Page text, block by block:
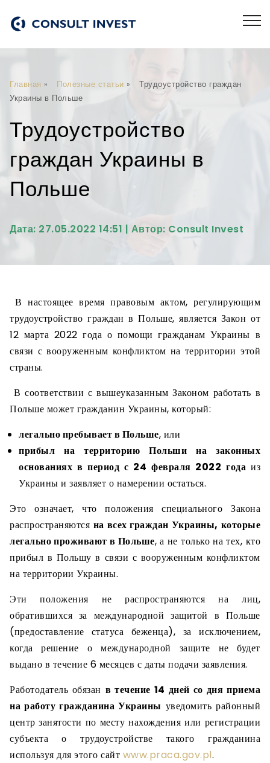
Главная » Полезные статьи »
Трудоустройство граждан
Украины в Польше
Трудоустройство
граждан Украины в
Польше
Дата: 27.05.2022 14:51 | Автор: Consult Invest
В настоящее время правовым актом, регулирующим
трудоустройство граждан в Польше, является Закон от
12 марта 2022 года о помощи гражданам Украины в
связи с вооруженным конфликтом на территории этой
страны.
В соответствии с вышеуказанным Законом работать в
Польше может гражданин Украины, который:
легально пребывает в Польше, или
прибыл на территорию Польши на законных
основаниях в период с 24 февраля 2022 года из
Украины и заявляет о намерении остаться.
Это означает, что положения специального Закона
распространяются на всех граждан Украины, которые
легально проживают в Польше, а не только на тех, кто
прибыл в Польшу в связи с вооруженным конфликтом
на территории Украины.
Эти положения не распространяются на лиц,
обратившихся за международной защитой в Польше
(предоставление статуса беженца), за исключением,
когда решение о международной защите не будет
выдано в течение 6 месяцев с даты подачи заявления.
Работодатель обязан в течение 14 дней со дня приема
на работу гражданина Украины уведомить районный
центр занятости по месту нахождения или регистрации
субъекта о трудоустройстве такого гражданина
используя для этого сайт www.praca.gov.pl.